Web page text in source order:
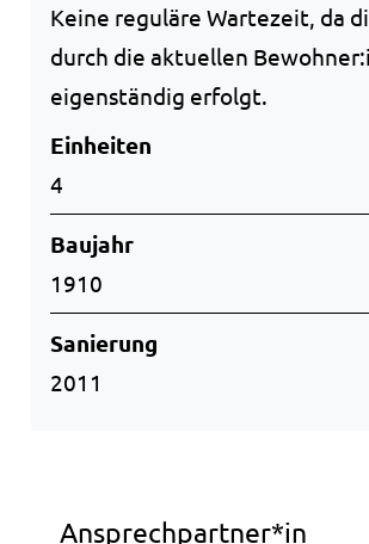
Keine reguläre Wartezeit, da
durch die aktuellen
eigenständig erfolgt.
Einheiten
4
Baujahr
1910
Sanierung
2011
Ansprechpartner
Ansprechpartner*in